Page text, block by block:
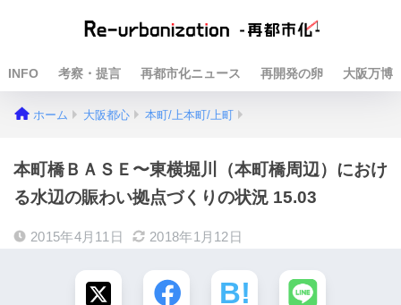
INFO 考察・提言 再都市化ニュース 再開発の卵 大阪万博
ホーム 大阪都心 本町/上本町/上町
本町橋ＢＡＳＥ〜東横堀川（本町橋周辺）におけ
る水辺の賑わい拠点づくりの状況 15.03
2015年4月11日 2018年1月12日